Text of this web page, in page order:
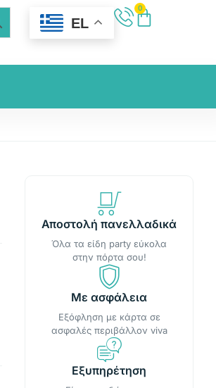
EL
0
Αποστολή πανελλαδικά
Όλα τα είδη party εύκολα
στην πόρτα σου!
Με ασφάλεια
Εξόφληση με κάρτα σε
ασφαλές περιβάλλον viva
Εξυπηρέτηση